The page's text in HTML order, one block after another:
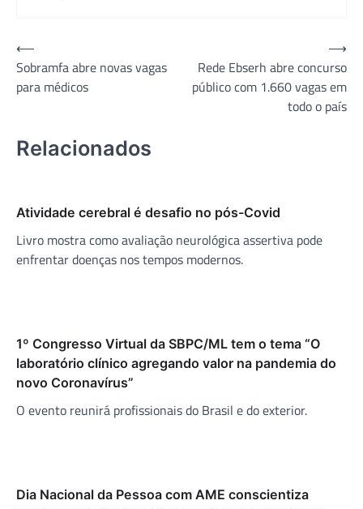
Navegação
de
Post
⟵
Sobramfa abre novas vagas
para médicos
Rede Ebserh abre concurso
público com 1.660 vagas em
todo o país
⟶
Relacionados
Atividade cerebral é desafio no pós-Covid
Livro mostra como avaliação neurológica assertiva pode
enfrentar doenças nos tempos modernos.
1º Congresso Virtual da SBPC/ML tem o tema “O
laboratório clínico agregando valor na pandemia do
novo Coronavírus”
O evento reunirá profissionais do Brasil e do exterior.
Dia Nacional da Pessoa com AME conscientiza